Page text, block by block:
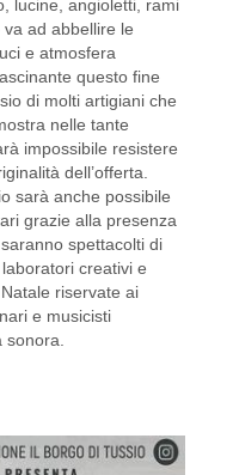
lucine, angioletti, rami
ad abbellire le
e atmosfera
questo fine
di molti artigiani che
nelle tante
impossibile resistere
dell’offerta.
sarà anche possibile
grazie alla presenza
spettacolti di
creativi e
riservate ai
e musicisti